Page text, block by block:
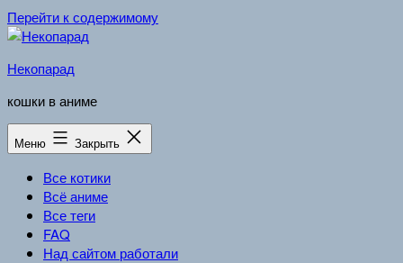
Перейти к содержимому
Некопарад
кошки в аниме
Меню Закрыть
Все котики
Всё аниме
Все теги
FAQ
Над сайтом работали